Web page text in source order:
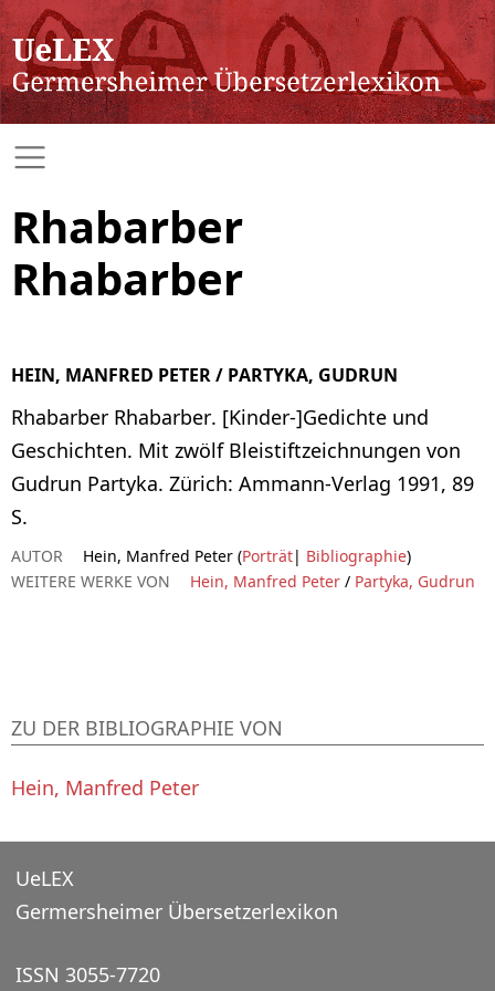
Rhabarber
Rhabarber
HEIN, MANFRED PETER / PARTYKA, GUDRUN
Rhabarber Rhabarber. [Kinder-]Gedichte und
Geschichten. Mit zwölf Bleistiftzeichnungen von
Gudrun Partyka. Zürich: Ammann-Verlag 1991, 89
S.
AUTOR Hein, Manfred Peter (Porträt| Bibliographie)
WEITERE WERKE VON
Hein, Manfred Peter / Partyka, Gudrun
ZU DER BIBLIOGRAPHIE VON
Hein, Manfred Peter
UeLEX
Germersheimer Übersetzerlexikon
ISSN 3055-7720